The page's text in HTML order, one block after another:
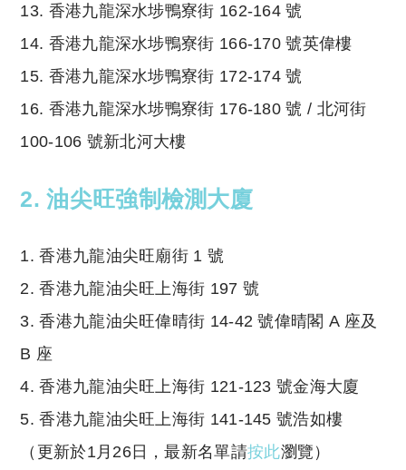
13. 香港九龍深水埗鴨寮街 162-164 號
14. 香港九龍深水埗鴨寮街 166-170 號英偉樓
15. 香港九龍深水埗鴨寮街 172-174 號
16. 香港九龍深水埗鴨寮街 176-180 號 / 北河街
100-106 號新北河大樓
2. 油尖旺強制檢測大廈
1. 香港九龍油尖旺廟街 1 號
2. 香港九龍油尖旺上海街 197 號
3. 香港九龍油尖旺偉晴街 14-42 號偉晴閣 A 座及
B 座
4. 香港九龍油尖旺上海街 121-123 號金海大廈
5. 香港九龍油尖旺上海街 141-145 號浩如樓
（更新於1月26日，最新名單請按此瀏覽）